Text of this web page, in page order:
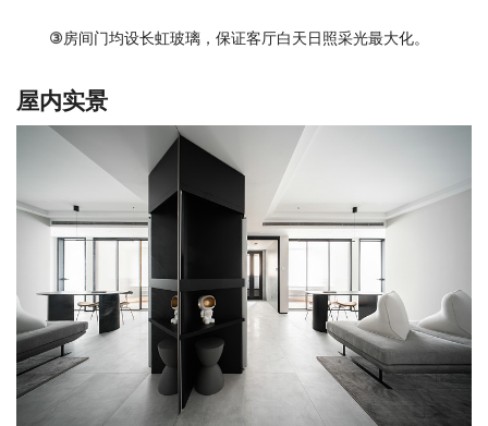
③房间门均设长虹玻璃，保证客厅白天日照采光最大化。
屋内实景